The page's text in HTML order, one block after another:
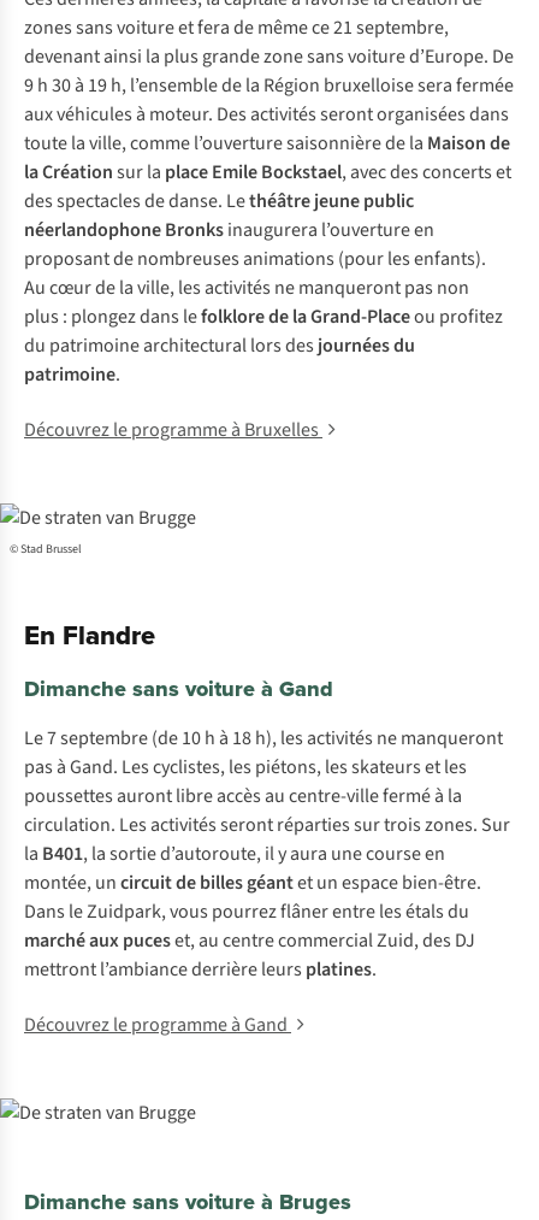
zones sans voiture et fera de même ce 21 septembre,
devenant ainsi la plus grande zone sans voiture d’Europe. De
9 h 30 à 19 h, l’ensemble de la Région bruxelloise sera fermée
aux véhicules à moteur. Des activités seront organisées dans
toute la ville, comme l’ouverture saisonnière de la Maison de
la Créationsur la placeEmile Bockstael, avec des concerts et
des spectacles de danse. Lethéâtre jeune public
néerlandophone Bronksinaugurera l’ouverture en
proposant de nombreuses animations (pour les enfants).
Au cœur de la ville, les activités ne manqueront pas non
plus : plongez dans lefolklore de la Grand-Placeou profitez
du patrimoine architectural lors des journées du
patrimoine.
Découvrez le programme à Bruxelles
© Stad Brussel
En Flandre
Dimanche sans voiture à Gand
Le 7 septembre (de 10 h à 18 h), les activités ne manqueront
pas à Gand. Les cyclistes, les piétons, les skateurs et les
poussettes auront libre accès au centre-ville fermé à la
circulation. Les activités seront réparties sur trois zones. Sur
la B401, la sortie d’autoroute, il y aura une course en
montée, uncircuit de billes géantet un espace bien-être.
Dans le Zuidpark, vous pourrez flâner entre les étals du
marché aux puceset, au centre commercial Zuid, des DJ
mettront l’ambiance derrière leurs platines.
Découvrez le programme à Gand
Dimanche sans voiture à Bruges